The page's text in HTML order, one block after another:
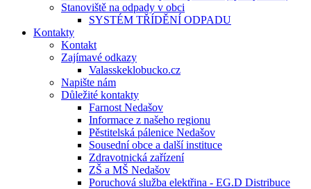
Stanoviště na odpady v obci
SYSTÉM TŘÍDĚNÍ ODPADU
Kontakty
Kontakt
Zajímavé odkazy
Valasskeklobucko.cz
Napište nám
Důležité kontakty
Farnost Nedašov
Informace z našeho regionu
Pěstitelská pálenice Nedašov
Sousední obce a další instituce
Zdravotnická zařízení
ZŠ a MŠ Nedašov
Poruchová služba elektřina - EG.D Distribuce